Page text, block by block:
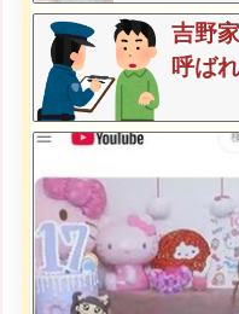
w w w w w
吉野
呼ば